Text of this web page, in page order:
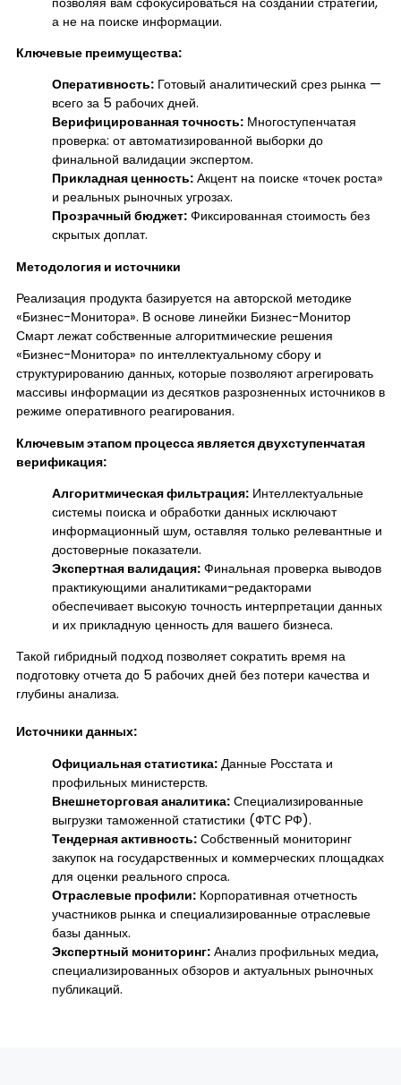
а не на поиске информации.
Ключевые преимущества:
Оперативность: Готовый аналитический срез рынка —
всего за 5 рабочих дней.
Верифицированная точность: Многоступенчатая
проверка: от автоматизированной выборки до
финальной валидации экспертом.
Прикладная ценность: Акцент на поиске «точек роста»
и реальных рыночных угрозах.
Прозрачный бюджет: Фиксированная стоимость без
скрытых доплат.
Методология и источники
Реализация продукта базируется на авторской методике
«Бизнес-Монитора». В основе линейки Бизнес-Монитор
Смарт лежат собственные алгоритмические решения
«Бизнес-Монитора» по интеллектуальному сбору и
структурированию данных, которые позволяют агрегировать
массивы информации из десятков разрозненных источников в
режиме оперативного реагирования.
Ключевым этапом процесса является двухступенчатая
верификация:
Алгоритмическая фильтрация: Интеллектуальные
системы поиска и обработки данных исключают
информационный шум, оставляя только релевантные и
достоверные показатели.
Экспертная валидация: Финальная проверка выводов
практикующими аналитиками-редакторами
обеспечивает высокую точность интерпретации данных
и их прикладную ценность для вашего бизнеса.
Такой гибридный подход позволяет сократить время на
подготовку отчета до 5 рабочих дней без потери качества и
глубины анализа.
Источники данных:
Официальная статистика: Данные Росстата и
профильных министерств.
Внешнеторговая аналитика: Специализированные
выгрузки таможенной статистики (ФТС РФ).
Тендерная активность: Собственный мониторинг
закупок на государственных и коммерческих площадках
для оценки реального спроса.
Отраслевые профили: Корпоративная отчетность
участников рынка и специализированные отраслевые
базы данных.
Экспертный мониторинг: Анализ профильных медиа,
специализированных обзоров и актуальных рыночных
публикаций.